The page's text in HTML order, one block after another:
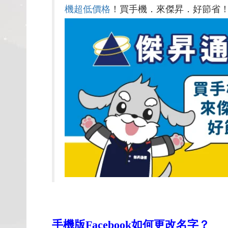
機超低價格 ！買手機．來傑昇．好節省
手機版Facebook如何更改名字？